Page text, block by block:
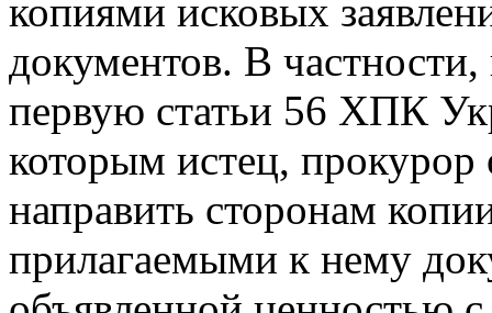
копиями исковых
документов. В частности,
первую статьи 56 ХПК
которым истец, прокурор
направить сторонам
прилагаемыми к нему